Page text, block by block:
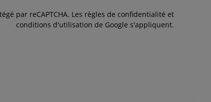
par reCAPTCHA. Les règles de confidentialité et
conditions d'utilisation de Google s'appliquent.